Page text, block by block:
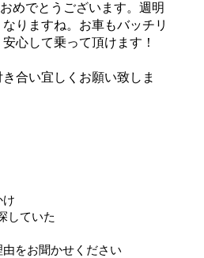
めでとうございます。週明
りますね。お車もバッチリ
心して乗って頂けます！
合い宜しくお願い致しま
け
していた
をお聞かせください